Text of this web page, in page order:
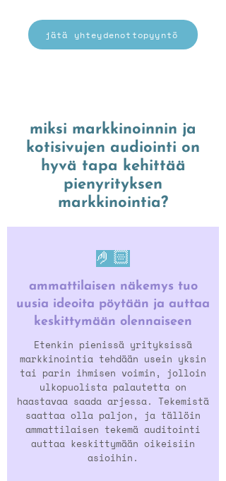
jätä yhteydenottopyyntö
miksi markkinoinnin ja
kotisivujen audiointi on
hyvä tapa kehittää
pienyrityksen
markkinointia?
🤌🏻
ammattilaisen näkemys tuo
uusia ideoita pöytään ja auttaa
keskittymään olennaiseen
Etenkin pienissä yrityksissä
markkinointia tehdään usein yksin
tai parin ihmisen voimin, jolloin
ulkopuolista palautetta on
haastavaa saada arjessa. Tekemistä
saattaa olla paljon, ja tällöin
ammattilaisen tekemä auditointi
auttaa keskittymään oikeisiin
asioihin.